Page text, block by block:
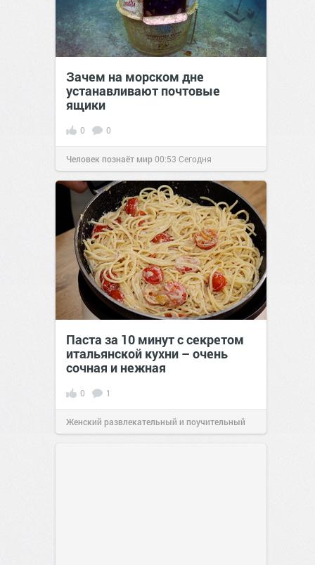
Зачем на морском дне
устанавливают почтовые
ящики
0 0
Человек познаёт мир00:53 Сегодня
Паста за 10 минут с секретом
итальянской кухни – очень
сочная и нежная
0 1
Женский развлекательный и поучительный